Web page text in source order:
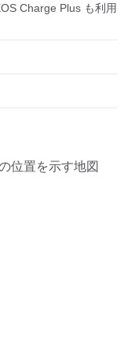
Charge Plus も利用